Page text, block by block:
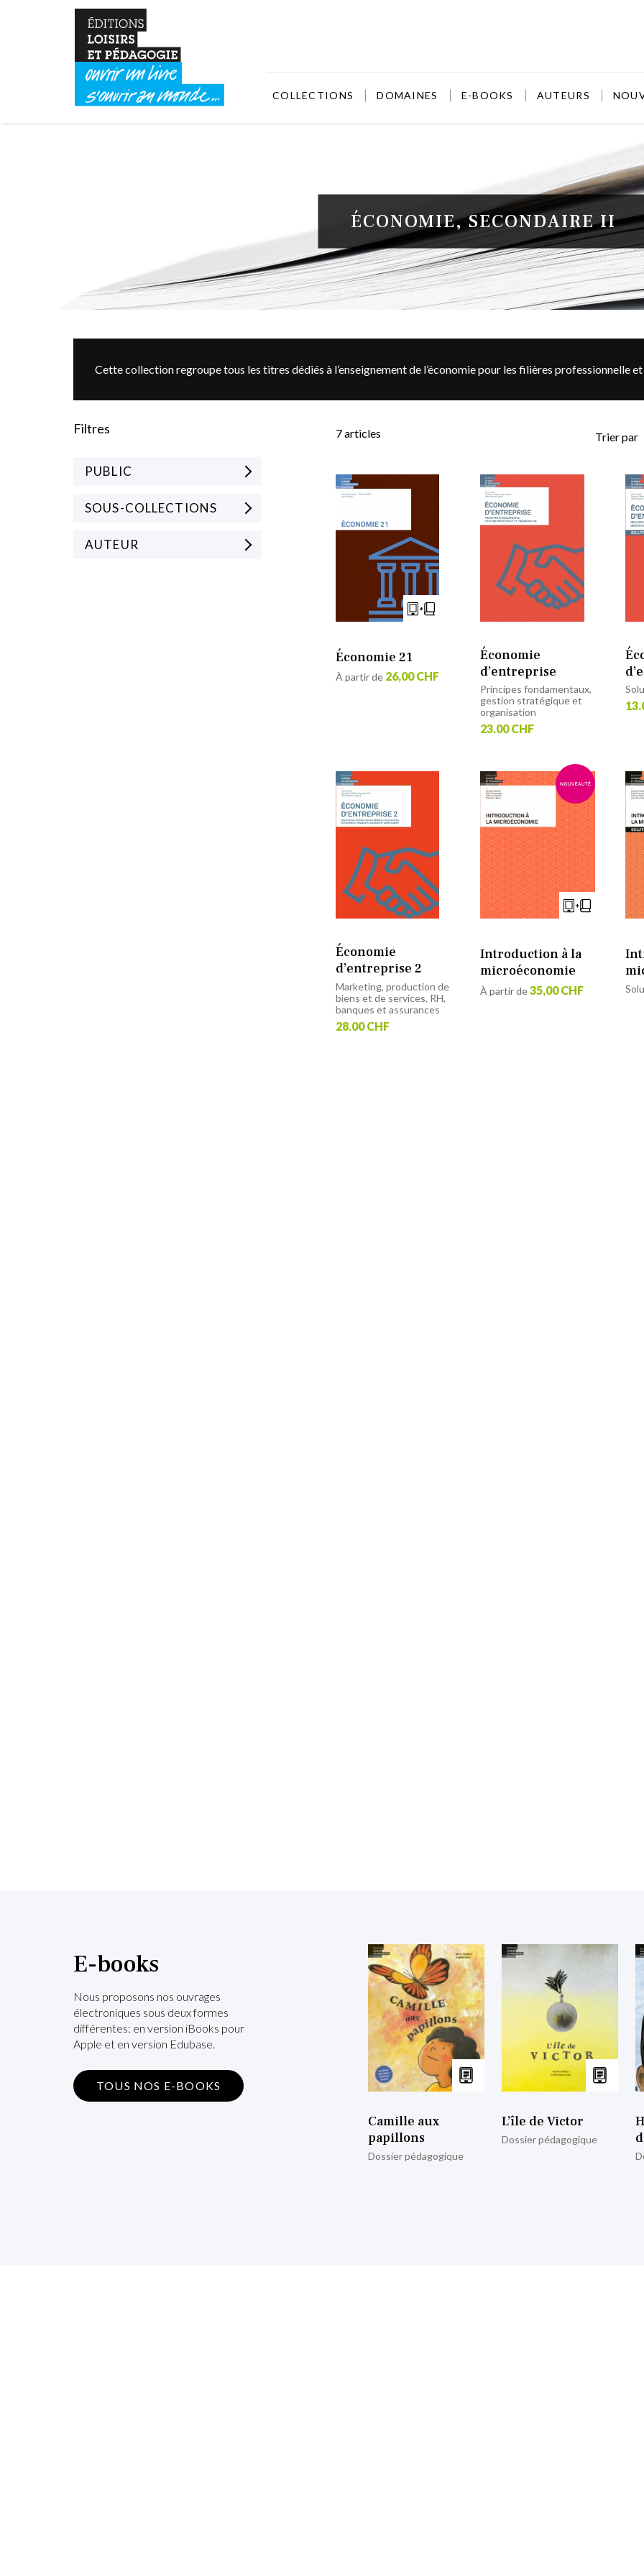
COLLECTIONS DOMAINES E-BOOKS AUTEURS
ÉCONOMIE, SECONDAIRE II
Cette collection regroupe tous les titres dédiés à l’enseignement de l’économie pour les filières professionnelle et
7articles Trier par
Économie 21
À partir de 26,00 CHF
Économie
d’entreprise
Principes fondamentaux,
gestion stratégique et
organisation
23.00 CHF
Économie
d’entreprise 2
Marketing, production de
biens et de services, RH,
banques et assurances
28.00 CHF
Introduction à la
microéconomie
À partir de35,00 CHF
Filtres
PUBLIC
SOUS-COLLECTIONS
AUTEUR
E-books
Nous proposons nos ouvrages
électroniques sous deux formes
différentes: en version iBooks pour
Apple et en version Edubase.
TOUS NOS E-BOOKS
Camille aux
papillons
Dossier pédagogique
L’île de Victor
Dossier pédagogique